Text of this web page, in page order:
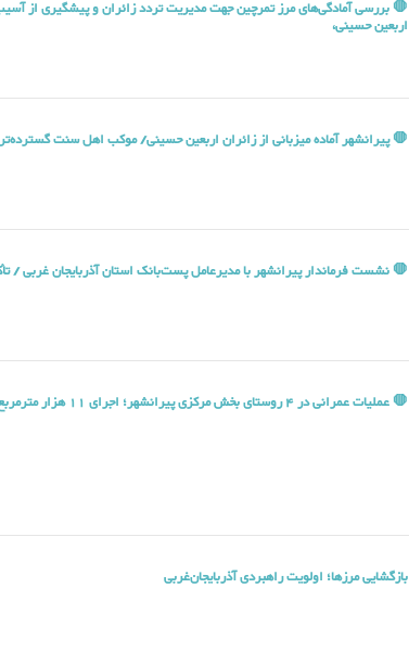
🛑 بررسی آمادگی‌های مرز تمرچین جهت مدیریت تردد زائران و پیشگیری از
اربعین حسینی،
🛑 پیرانشهر آماده میزبانی از زائران اربعین حسینی/ موکب اهل سنت
🛑 نشست فرماندار پیرانشهر با مدیرعامل پست‌بانک استان آذربایجان غربی /
🛑 عملیات عمرانی در 4 روستای بخش مرکزی پیرانشهر؛ اجرای 11 هزار مترمربع زیرسازی معابر و جدول‌گذاری
بازگشایی مرزها؛ اولویت راهبردی آذربایجان‌غربی